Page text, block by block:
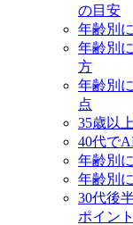
の目安
年齢別
年齢別
方
年齢別
点
35歳以
40代で
年齢別
年齢別
30代後
ポイント